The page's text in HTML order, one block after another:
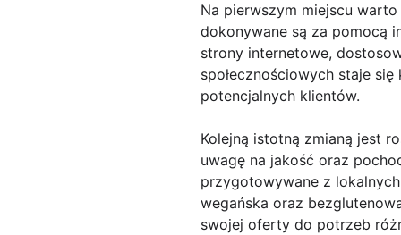
Na pierwszym miejscu
dokonywane są za pomocą
strony internetowe,
społecznościowych staje
potencjalnych klientów.
Kolejną istotną zmianą jest
uwagę na jakość oraz
przygotowywane z
wegańska oraz
swojej oferty do potrzeb